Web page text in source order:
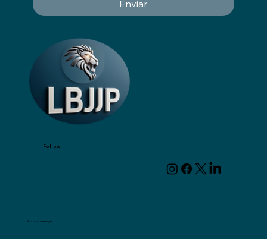
Follow
Enviar
© 2024 Wizart Digital